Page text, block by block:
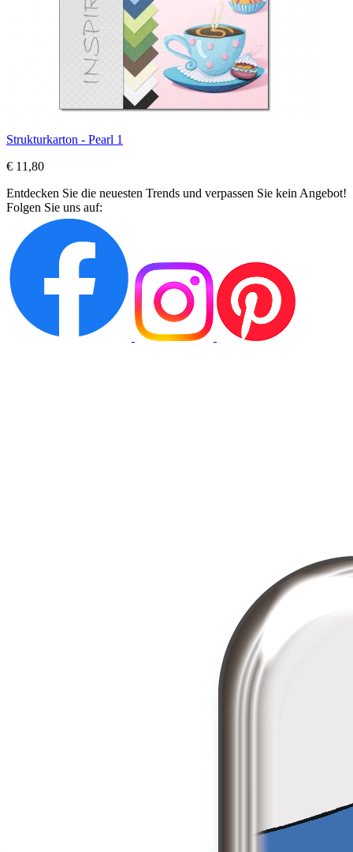
Strukturkarton - Pearl 1
€ 11,80
Entdecken Sie die neuesten Trends und verpassen Sie kein Angebot!
Folgen Sie uns auf: